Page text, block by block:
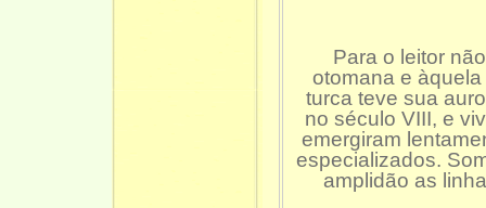
Para o leitor
otomana e
turca teve sua
no século VIII, e
emergiram
especializados.
amplidão as